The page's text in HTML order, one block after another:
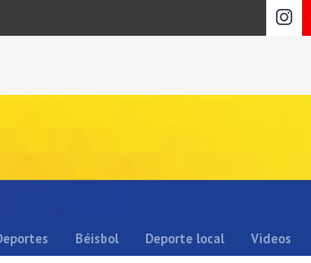
Béisbol Deporte local Videos